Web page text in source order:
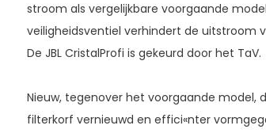
stroom als vergelijkbare voorgaande
veiligheidsventiel verhindert de uitstroom
De JBL CristalProfi is gekeurd door het TaV.
Nieuw, tegenover het voorgaande model,
filterkorf vernieuwd en effici«nter